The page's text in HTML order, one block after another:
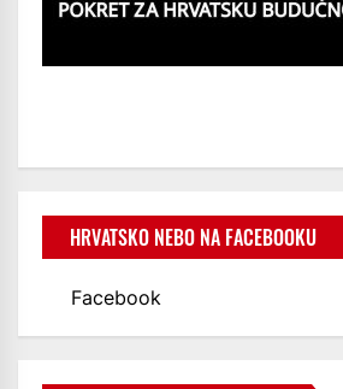
HRVATSKO NEBO NA FACEBOOKU
Facebook